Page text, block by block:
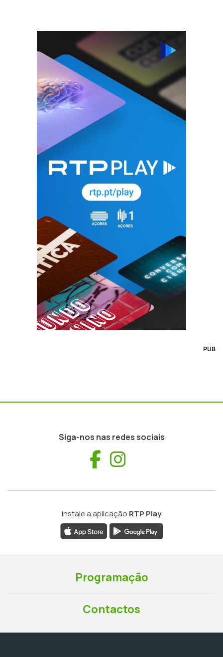
PUB
Siga-nos nas redes sociais
Facebook
Instale a aplicação RTP Play
Programação
Contactos